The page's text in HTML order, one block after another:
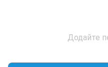
Додайте